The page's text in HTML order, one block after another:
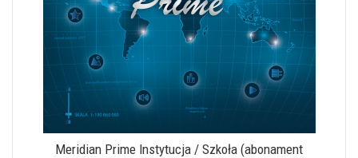
Meridian Prime Instytucja / Szkoła (abonament